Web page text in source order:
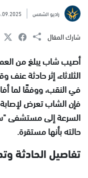
راديو الشمس
شارك المقال
الثلاثاء، إثر حادثة
في النقب، ووفقًا لما
فإن الشاب تعرض
السرعة إلى مستشفى
حالته بأنها مستقرة.
تفاصيل الحادثة